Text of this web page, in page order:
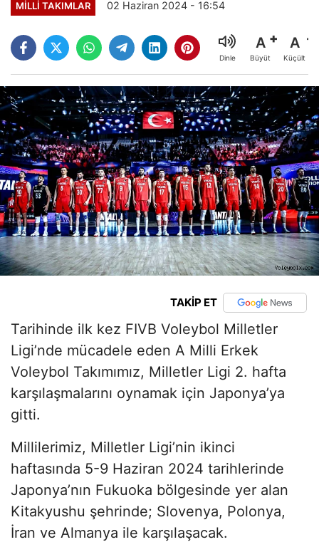
MILLI TAKIMLAR 02 Haziran 2024 - 16:54
Dinle
A
Büyüt
A
Küçült
TAKİP ET
Tarihinde ilk kez FIVB Voleybol Milletler
Ligi’nde mücadele eden A Milli Erkek
Voleybol Takımımız, Milletler Ligi 2. hafta
karşılaşmalarını oynamak için Japonya’ya
gitti.
Millilerimiz, Milletler Ligi’nin ikinci
haftasında 5-9 Haziran 2024 tarihlerinde
Japonya’nın Fukuoka bölgesinde yer alan
Kitakyushu şehrinde; Slovenya, Polonya,
İran ve Almanya ile karşılaşacak.